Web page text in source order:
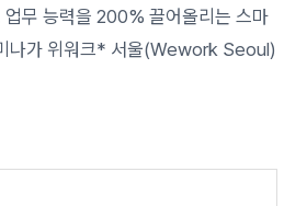
업무 능력을 200% 끌어올리는 스마
나가 위워크* 서울(Wework Seoul)